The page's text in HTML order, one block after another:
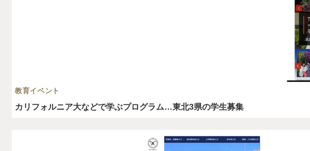
カリフォルニア大などで学ぶプログラム…東北3県の学生募集
教育イベント